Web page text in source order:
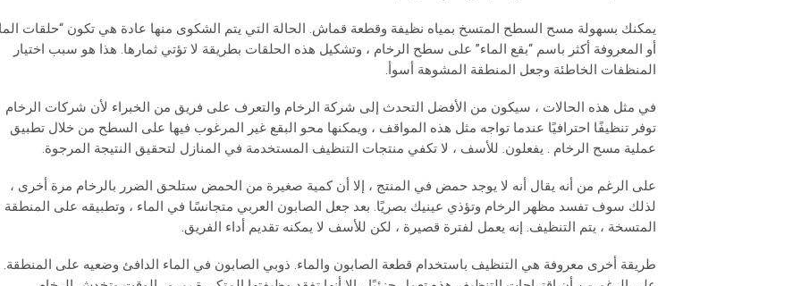
يمكنك بسهولة مسح السطح المتسخ بمياه نظيفة وقطعة قماش. الحالة التي يتم الشكوى منها عادة هي تكون “حلقات
أو المعروفة أكثر باسم “بقع الماء” على سطح الرخام ، وتشكيل هذه الحلقات بطريقة لا تؤتي ثمارها. هذا هو سبب اختيار
المنظفات الخاطئة وجعل المنطقة المشوهة أسوأ.
في مثل هذه الحالات ، سيكون من الأفضل التحدث إلى شركة الرخام والتعرف على فريق من الخبراء لأن شركات الرخام
توفر تنظيفًا احترافيًا عندما تواجه مثل هذه المواقف ، ويمكنها محو البقع غير المرغوب فيها على السطح من خلال تطبيق
عملية مسح الرخام . يفعلون. للأسف ، لا تكفي منتجات التنظيف المستخدمة في المنازل لتحقيق النتيجة المرجوة.
على الرغم من أنه يقال أنه لا يوجد حمض في المنتج ، إلا أن كمية صغيرة من الحمض ستلحق الضرر بالرخام مرة أخرى ،
لذلك سوف تفسد مظهر الرخام وتؤذي عينيك بصريًا. بعد جعل الصابون العربي متجانسًا في الماء ، وتطبيقه على المنطقة
المتسخة ، يتم التنظيف. إنه يعمل لفترة قصيرة ، لكن للأسف لا يمكنه تقديم أداء الفريق.
طريقة أخرى معروفة هي التنظيف باستخدام قطعة الصابون والماء. ذوبي الصابون في الماء الدافئ وضعيه على المنطقة.